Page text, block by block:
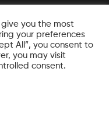
you the most
your preferences
All”, you consent to
you may visit
consent.